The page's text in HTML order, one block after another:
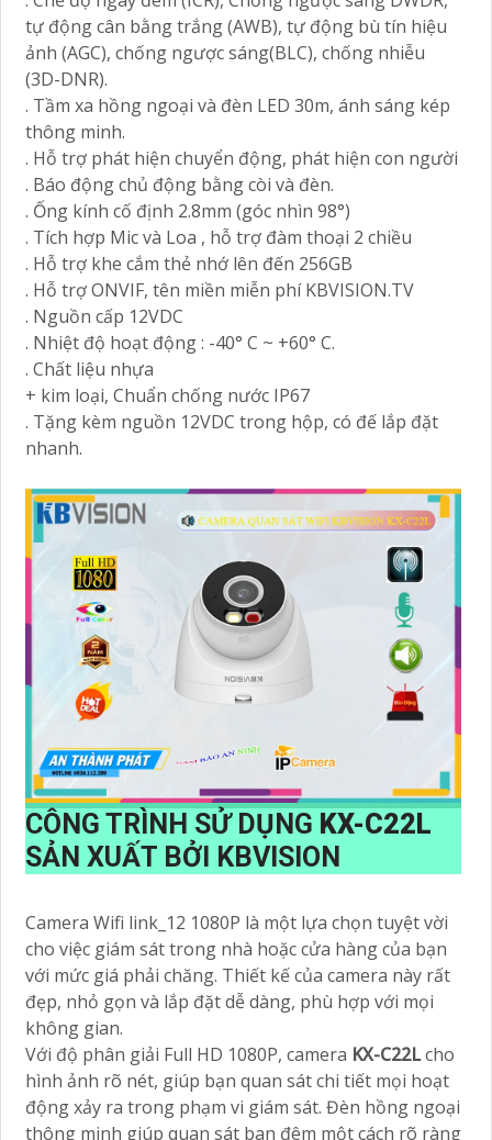
tự động cân bằng trắng (AWB), tự động bù tín hiệu
ảnh (AGC), chống ngược sáng(BLC), chống nhiễu
(3D-DNR).
. Tầm xa hồng ngoại và đèn LED 30m, ánh sáng kép
thông minh.
. Hỗ trợ phát hiện chuyển động, phát hiện con người
. Báo động chủ động bằng còi và đèn.
. Ống kính cố định 2.8mm (góc nhìn 98°)
. Tích hợp Mic và Loa , hỗ trợ đàm thoại 2 chiều
. Hỗ trợ khe cắm thẻ nhớ lên đến 256GB
. Hỗ trợ ONVIF, tên miền miễn phí KBVISION.TV
. Nguồn cấp 12VDC
. Nhiệt độ hoạt động : -40° C ~ +60° C.
. Chất liệu nhựa
+ kim loại, Chuẩn chống nước IP67
. Tặng kèm nguồn 12VDC trong hộp, có đế lắp đặt
nhanh.
CÔNG TRÌNH SỬ DỤNG KX-C22L
SẢN XUẤT BỞI KBVISION
Camera Wifi link_12 1080P là một lựa chọn tuyệt vời
cho việc giám sát trong nhà hoặc cửa hàng của bạn
với mức giá phải chăng. Thiết kế của camera này rất
đẹp, nhỏ gọn và lắp đặt dễ dàng, phù hợp với mọi
không gian.
Với độ phân giải Full HD 1080P, camera KX-C22Lcho
hình ảnh rõ nét, giúp bạn quan sát chi tiết mọi hoạt
động xảy ra trong phạm vi giám sát. Đèn hồng ngoại
thông minh giúp quan sát ban đêm một cách rõ ràng